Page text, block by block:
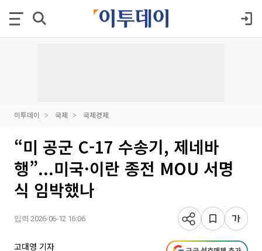
이투데이 국제 국제경제
“미 공군 C-17 수송기, 제네바
행”...미국·이란 종전 MOU 서명
식 임박했나
입력 2026-06-12 16:06
고대영 기자